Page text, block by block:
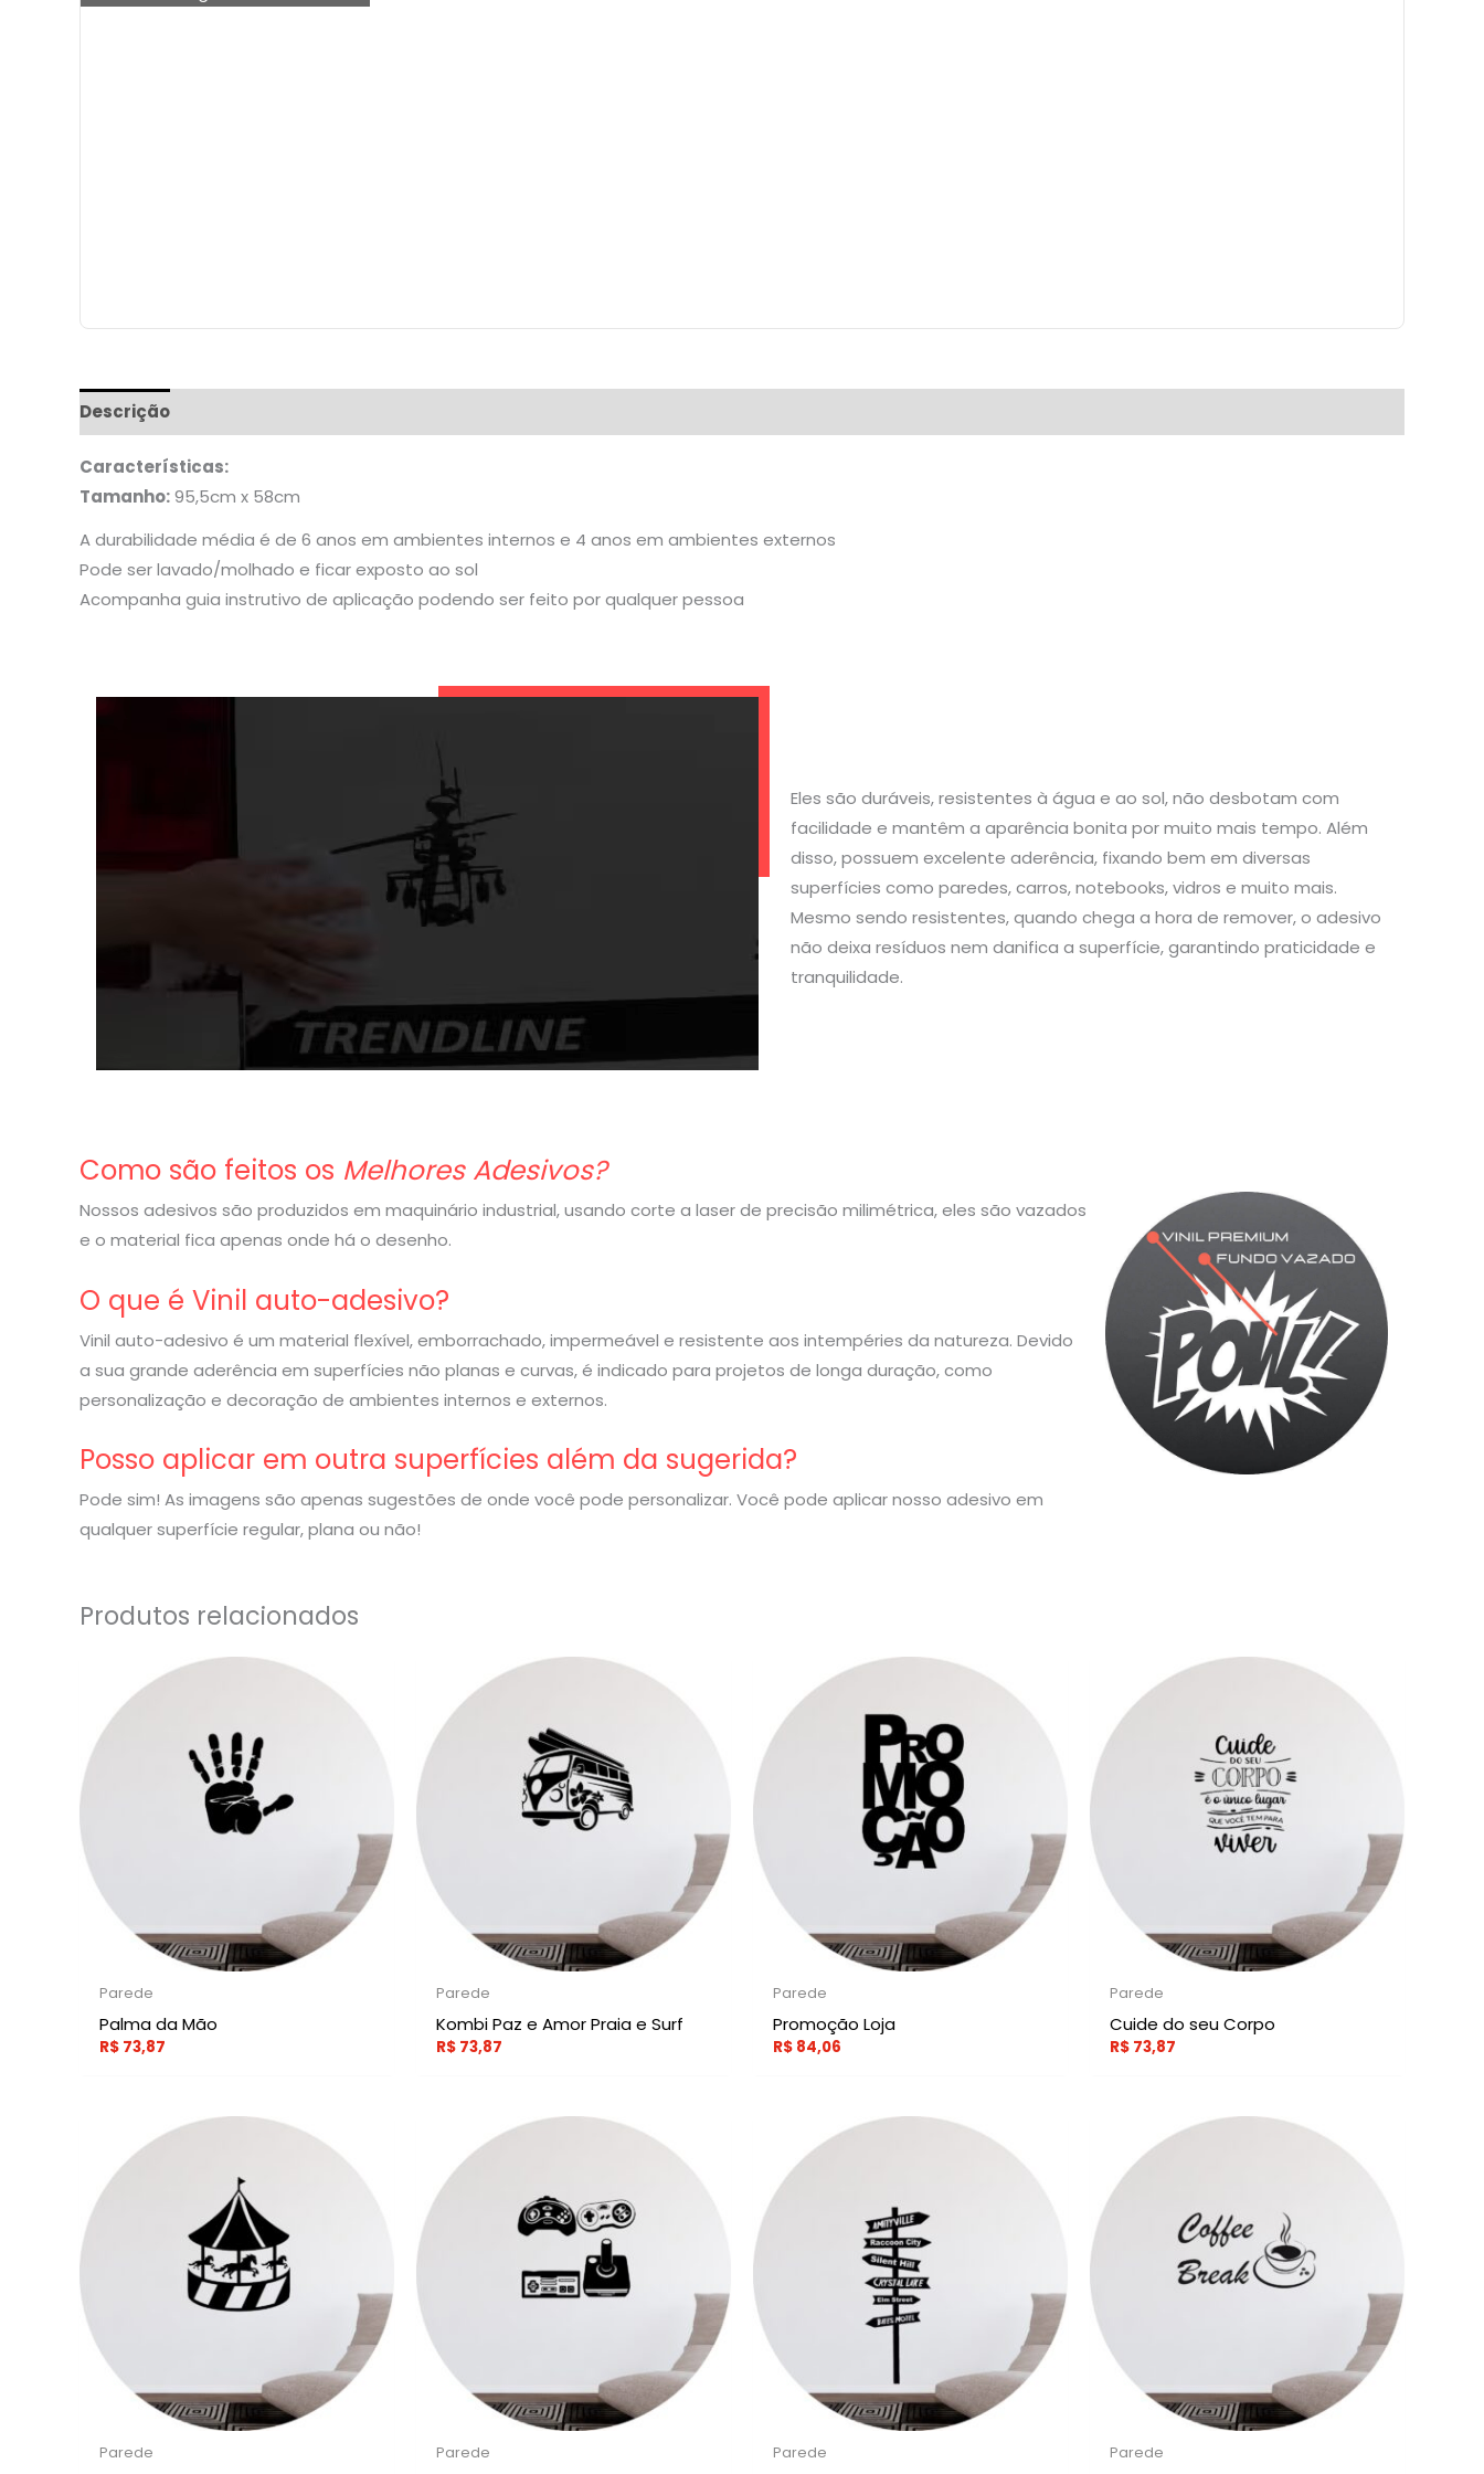
Descrição
Características:
Tamanho:95,5cm x 58cm
A durabilidade média é de 6 anos em ambientes internos e 4 anos em ambientes externos
Pode ser lavado/molhado e ficar exposto ao sol
Acompanha guia instrutivo de aplicação podendo ser feito por qualquer pessoa
Eles são duráveis, resistentes à água e ao sol, não desbotam com
facilidade e mantêm a aparência bonita por muito mais tempo. Além
disso, possuem excelente aderência, fixando bem em diversas
superfícies como paredes, carros, notebooks, vidros e muito mais.
Mesmo sendo resistentes, quando chega a hora de remover, o adesivo
não deixa resíduos nem danifica a superfície, garantindo praticidade e
tranquilidade.
Como são feitos os Melhores Adesivos?
Nossos adesivos são produzidos em maquinário industrial, usando corte a laser de precisão milimétrica, eles são vazados
e o material fica apenas onde há o desenho.
O que é Vinil auto-adesivo?
Vinil auto-adesivo é um material flexível, emborrachado, impermeável e resistente aos intempéries da natureza. Devido
a sua grande aderência em superfícies não planas e curvas, é indicado para projetos de longa duração, como
personalização e decoração de ambientes internos e externos.
Posso aplicar em outra superfícies além da sugerida?
Pode sim! As imagens são apenas sugestões de onde você pode personalizar. Você pode aplicar nosso adesivo em
qualquer superfície regular, plana ou não!
Produtos relacionados
Parede
Palma da Mão
R$ 73,87
Parede
Kombi Paz e Amor Praia e Surf
R$ 73,87
Parede
Promoção Loja
R$ 84,06
Parede
Cuide do seu Corpo
R$ 73,87
Parede Parede Parede Parede